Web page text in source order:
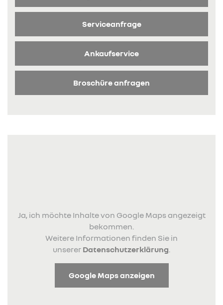
Serviceanfrage
Ankaufservice
Broschüre anfragen
Ja, ich möchte Inhalte von Google Maps angezeigt
bekommen.
Weitere Informationen finden Sie in
unserer Datenschutzerklärung.
Google Maps anzeigen